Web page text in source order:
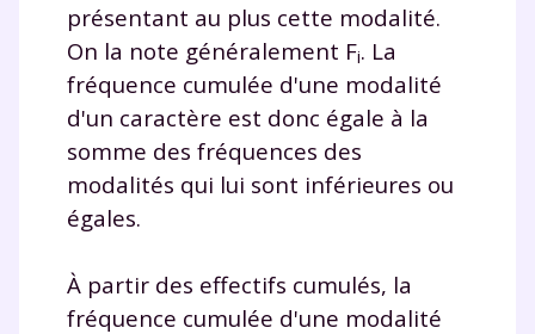
présentant au plus cette modalité.
On la note généralement Fi. La
fréquence cumulée d'une modalité
d'un caractère est donc égale à la
somme des fréquences des
modalités qui lui sont inférieures ou
égales.
À partir des effectifs cumulés, la
fréquence cumulée d'une modalité